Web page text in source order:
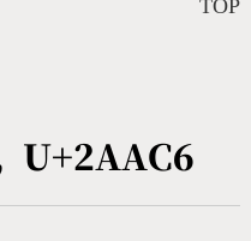
Unicode查詢
TOP
U+2AAC6